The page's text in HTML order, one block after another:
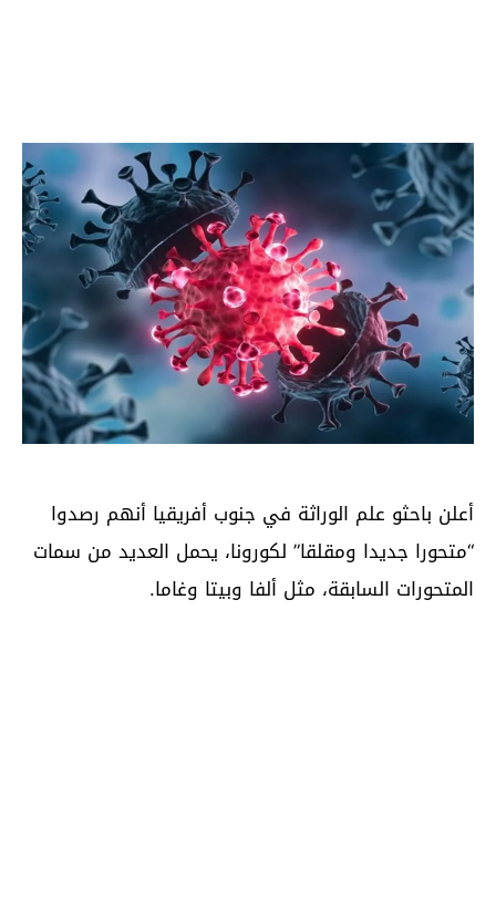
أعلن باحثو علم الوراثة في جنوب أفريقيا أنهم رصدوا
“متحورا جديدا ومقلقا” لكورونا، يحمل العديد من سمات
المتحورات السابقة، مثل ألفا وبيتا وغاما.